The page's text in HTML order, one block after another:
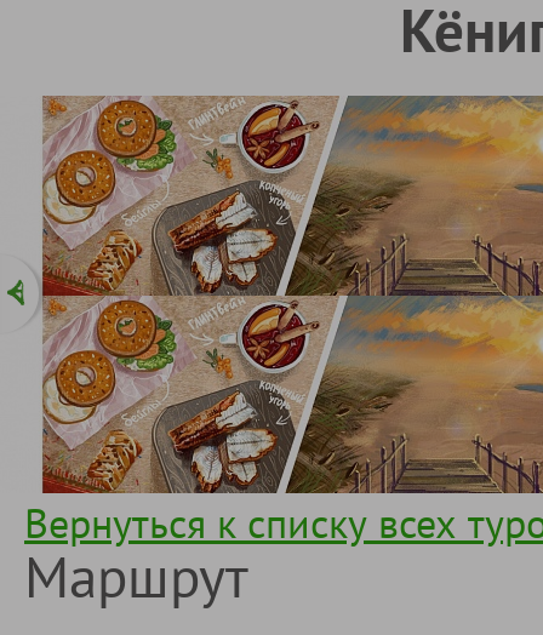
Вернуться к списку всех
Маршрут